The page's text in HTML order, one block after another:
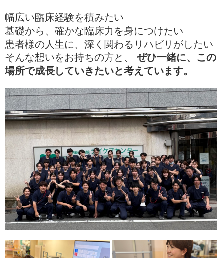
幅広い臨床経験を積みたい
基礎から、確かな臨床力を身につけたい
患者様の人生に、深く関わるリハビリがしたい
そんな想いをお持ちの方と、 ぜひ一緒に、この
場所で成長していきたいと考えています。